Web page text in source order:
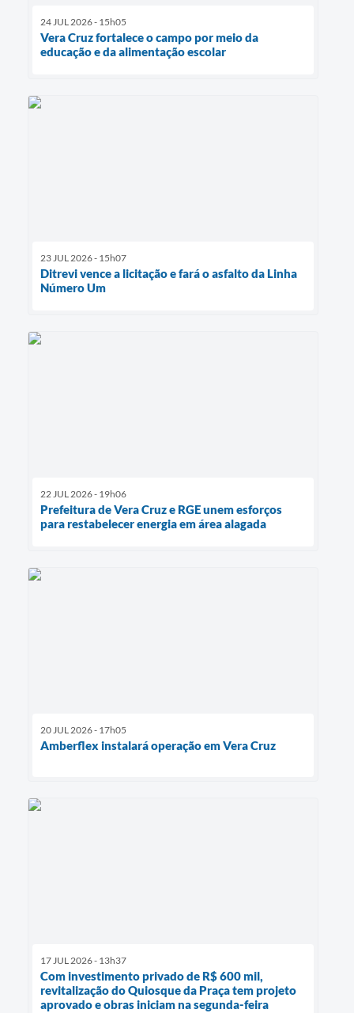
24 JUL 2026 - 15h05
Vera Cruz fortalece o campo por meio da
educação e da alimentação escolar
23 JUL 2026 - 15h07
Ditrevi vence a licitação e fará o asfalto da Linha
Número Um
22 JUL 2026 - 19h06
Prefeitura de Vera Cruz e RGE unem esforços
para restabelecer energia em área alagada
20 JUL 2026 - 17h05
Amberflex instalará operação em Vera Cruz
17 JUL 2026 - 13h37
Com investimento privado de R$ 600 mil,
revitalização do Quiosque da Praça tem projeto
aprovado e obras iniciam na segunda-feira